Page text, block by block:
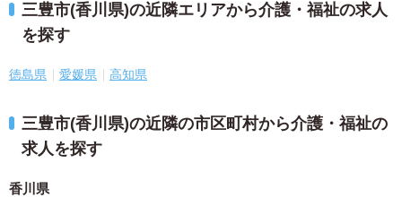
三豊市(香川県)の近隣エリアから介護・福祉の求人
を探す
徳島県 愛媛県 高知県
三豊市(香川県)の近隣の市区町村から介護・福祉の
求人を探す
香川県